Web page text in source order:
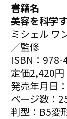
書籍名
美容を科学
ミシェル
／監修
ISBN：
定価2,420円
発売年月日
ページ数：
判型：B5変